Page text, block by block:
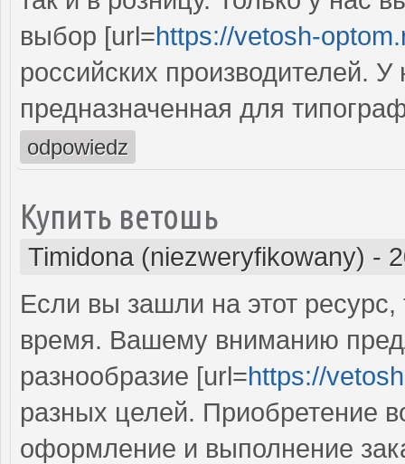
выбор [url=https://vetosh-
российских производителей.
предназначенная для
odpowiedz
Купить ветошь
Timidona (niezweryfikowany) -
Если вы зашли на этот ресурс,
время. Вашему вниманию
разнообразие [url=https://
разных целей. Приобретение
оформление и выполнение